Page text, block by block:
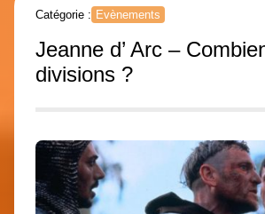
Catégorie : Evènements
Jeanne d’ Arc –
divisions ?